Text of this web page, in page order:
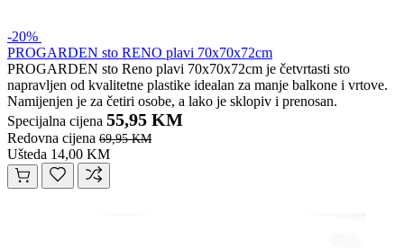
-20%
PROGARDEN sto RENO plavi 70x70x72cm
PROGARDEN sto Reno plavi 70x70x72cm je četvrtasti sto
napravljen od kvalitetne plastike idealan za manje balkone i vrtove.
Namijenjen je za četiri osobe, a lako je sklopiv i prenosan.
Specijalna cijena 55,95 KM
Redovna cijena 69,95 KM
Ušteda 14,00 KM